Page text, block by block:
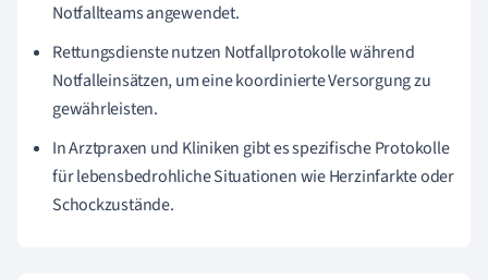
Notfallteams angewendet.
Rettungsdienste nutzen Notfallprotokolle während
Notfalleinsätzen, um eine koordinierte Versorgung zu
gewährleisten.
In Arztpraxen und Kliniken gibt es spezifische Protokolle
für lebensbedrohliche Situationen wie Herzinfarkte oder
Schockzustände.